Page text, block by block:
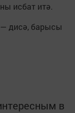
исбат итә.
дисә, барысы
в